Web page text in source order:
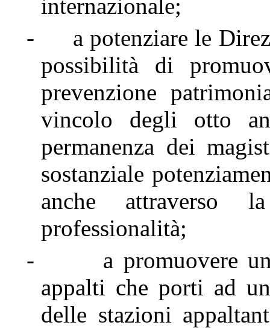
internazionale;
-
a potenziare le
possibilità di
prevenzione
vincolo degli otto
permanenza dei
sostanziale
anche attraverso
professionalità;
-
a promuovere
appalti che porti ad
delle stazioni